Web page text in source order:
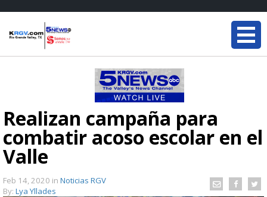
Realizan campaña para
combatir acoso escolar en el
Valle
Feb 14, 2020 in Noticias RGV
By: Lya Yllades